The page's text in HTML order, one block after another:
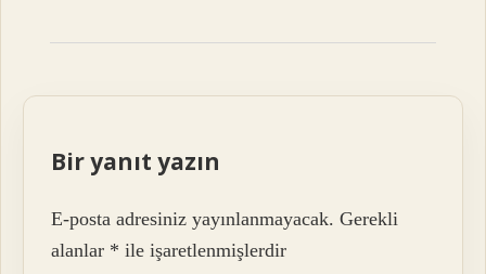
Bir yanıt yazın
E-posta adresiniz yayınlanmayacak. Gerekli
alanlar * ile işaretlenmişlerdir